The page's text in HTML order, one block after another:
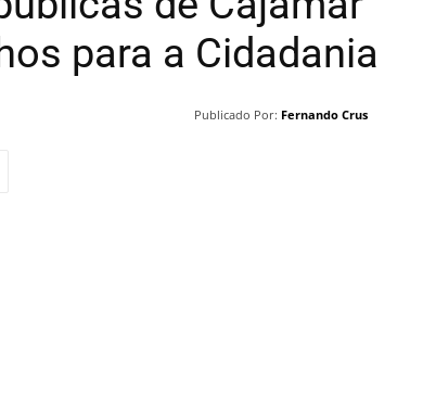
para a Cidadania
Publicado Por: Fernando Crus